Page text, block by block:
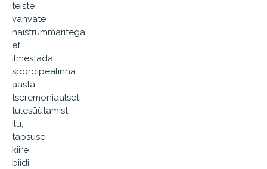
teiste
vahvate
naistrummaritega,
et
ilmestada
spordipealinna
aasta
tseremoniaalset
tulesüütamist
ilu,
täpsuse,
kiire
biidi